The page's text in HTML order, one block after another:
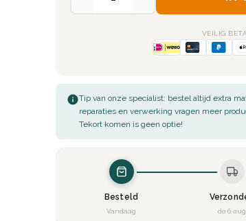
VEILIG
Tip van onze specialist: bestel altijd extra
reparaties en verwerking vragen meer
Tekort komen is geen optie!
Besteld
Vandaag do 6 aug